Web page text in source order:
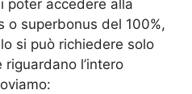
poter accedere alla
o superbonus del 100%,
si può richiedere solo
l’intero